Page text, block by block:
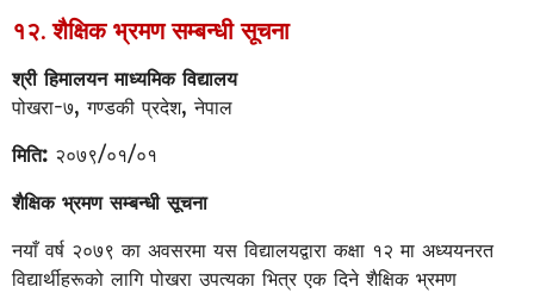
१२. शैक्षिक भ्रमण सम्बन्धी सूचना
श्री हिमालयन माध्यमिक विद्यालय
पोखरा-७, गण्डकी प्रदेश, नेपाल
मिति: २०७९/०१/०१
शैक्षिक भ्रमण सम्बन्धी सूचना
नयाँ वर्ष २०७९ का अवसरमा यस विद्यालयद्वारा कक्षा १२ मा अध्ययनरत
विद्यार्थीहरूको लागि पोखरा उपत्यका भित्र एक दिने शैक्षिक भ्रमण